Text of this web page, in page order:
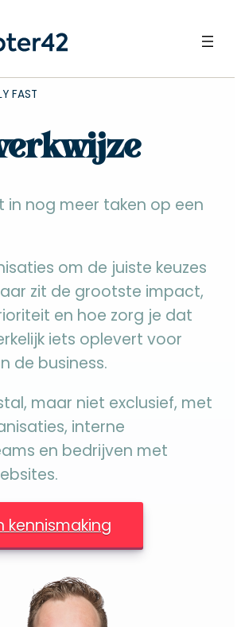
FAST
in nog meer taken op een
om de juiste keuzes
zit de grootste impact,
en hoe zorg je dat
iets oplevert voor
de business.
maar niet exclusief, met
interne
en bedrijven met
kennismaking